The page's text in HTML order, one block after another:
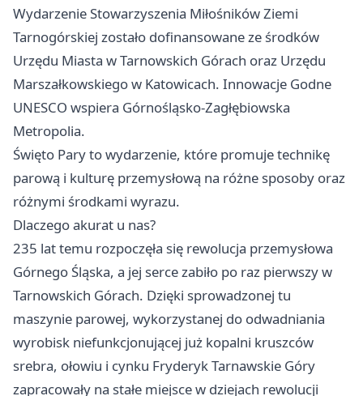
Wydarzenie Stowarzyszenia Miłośników Ziemi
Tarnogórskiej zostało dofinansowane ze środków
Urzędu Miasta w Tarnowskich Górach oraz Urzędu
Marszałkowskiego w Katowicach. Innowacje Godne
UNESCO wspiera Górnośląsko-Zagłębiowska
Metropolia.
Święto Pary to wydarzenie, które promuje technikę
parową i kulturę przemysłową na różne sposoby oraz
różnymi środkami wyrazu.
Dlaczego akurat u nas?
235 lat temu rozpoczęła się rewolucja przemysłowa
Górnego Śląska, a jej serce zabiło po raz pierwszy w
Tarnowskich Górach. Dzięki sprowadzonej tu
maszynie parowej, wykorzystanej do odwadniania
wyrobisk niefunkcjonującej już kopalni kruszców
srebra, ołowiu i cynku Fryderyk Tarnawskie Góry
zapracowały na stałe miejsce w dziejach rewolucji